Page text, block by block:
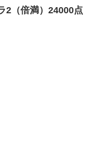
2（倍満）24000点